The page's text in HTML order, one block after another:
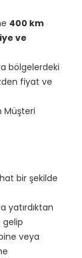
400 km
ve
bölgelerdeki
fiyat ve
Müşteri
bir şekilde
yatırdıktan
gelip
veya